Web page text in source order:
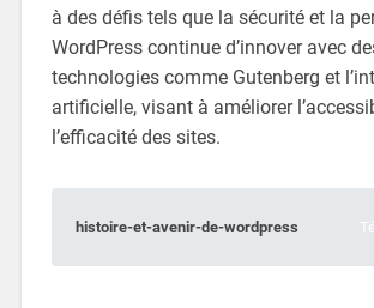
à des défis tels que la sécurité et la
WordPress continue d’innover avec
technologies comme Gutenberg et
artificielle, visant à améliorer
l’efficacité des sites.
histoire-et-avenir-de-wordpress